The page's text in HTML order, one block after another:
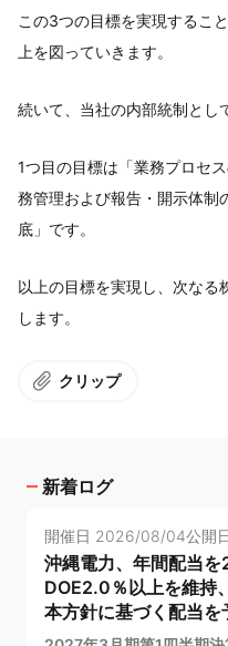
この3つの目標を実現するこ
上を図っていきます。
続いて、当社の内部統制とし
1つ目の目標は「業務プロセ
務管理および報告・開示体制
底」です。
以上の目標を実現し、次なる
します。
クリップ
新着ログ
開催日 2026/08/04公開
沖縄電力、年間配当
DOE2.0％以上を維持
本方針に基づく配当を